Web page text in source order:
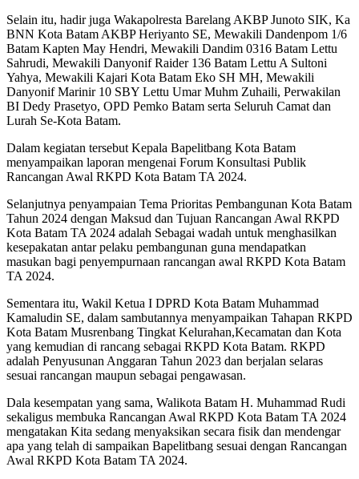
Selain itu, hadir juga Wakapolresta Barelang AKBP Junoto SIK, Ka
BNN Kota Batam AKBP Heriyanto SE, Mewakili Dandenpom 1/6
Batam Kapten May Hendri, Mewakili Dandim 0316 Batam Lettu
Sahrudi, Mewakili Danyonif Raider 136 Batam Lettu A Sultoni
Yahya, Mewakili Kajari Kota Batam Eko SH MH, Mewakili
Danyonif Marinir 10 SBY Lettu Umar Muhm Zuhaili, Perwakilan
BI Dedy Prasetyo, OPD Pemko Batam serta Seluruh Camat dan
Lurah Se-Kota Batam.
Dalam kegiatan tersebut Kepala Bapelitbang Kota Batam
menyampaikan laporan mengenai Forum Konsultasi Publik
Rancangan Awal RKPD Kota Batam TA 2024.
Selanjutnya penyampaian Tema Prioritas Pembangunan Kota Batam
Tahun 2024 dengan Maksud dan Tujuan Rancangan Awal RKPD
Kota Batam TA 2024 adalah Sebagai wadah untuk menghasilkan
kesepakatan antar pelaku pembangunan guna mendapatkan
masukan bagi penyempurnaan rancangan awal RKPD Kota Batam
TA 2024.
Sementara itu, Wakil Ketua I DPRD Kota Batam Muhammad
Kamaludin SE, dalam sambutannya menyampaikan Tahapan RKPD
Kota Batam Musrenbang Tingkat Kelurahan,Kecamatan dan Kota
yang kemudian di rancang sebagai RKPD Kota Batam. RKPD
adalah Penyusunan Anggaran Tahun 2023 dan berjalan selaras
sesuai rancangan maupun sebagai pengawasan.
Dala kesempatan yang sama, Walikota Batam H. Muhammad Rudi
sekaligus membuka Rancangan Awal RKPD Kota Batam TA 2024
mengatakan Kita sedang menyaksikan secara fisik dan mendengar
apa yang telah di sampaikan Bapelitbang sesuai dengan Rancangan
Awal RKPD Kota Batam TA 2024.